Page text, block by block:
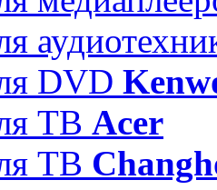
DVD
ТВ Acer
ТВ